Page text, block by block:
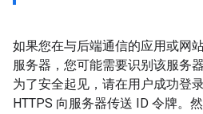
如果您在与后端通信的应用或网
服务器，您可能需要识别该服务
为了安全起见，请在用户成功登
HTTPS 向服务器传送 ID 令牌。